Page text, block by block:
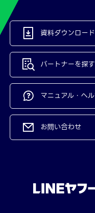
資料ダウンロード
パートナーを探す
マニュアル・ヘ
お問い合わせ